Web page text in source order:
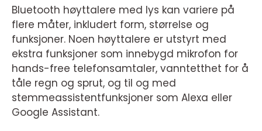
Bluetooth høyttalere med lys kan variere på
flere måter, inkludert form, størrelse og
funksjoner. Noen høyttalere er utstyrt med
ekstra funksjoner som innebygd mikrofon for
hands-free telefonsamtaler, vanntetthet for å
tåle regn og sprut, og til og med
stemmeassistentfunksjoner som Alexa eller
Google Assistant.